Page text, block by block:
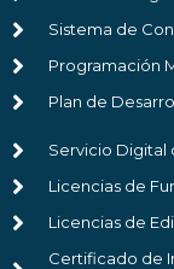
Sistema de
Programación
Plan de
Servicio Digital
Licencias de
Licencias de
Certificado de